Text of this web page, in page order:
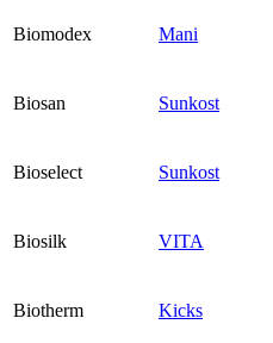
Biomodex Mani
Biosan Sunkost
Bioselect Sunkost
Biosilk VITA
Biotherm Kicks